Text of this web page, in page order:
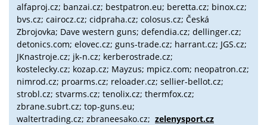
alfaproj.cz; banzai.cz; bestpatron.eu; beretta.cz; binox.cz;
bvs.cz; cairocz.cz; cidpraha.cz; colosus.cz; Česká
Zbrojovka; Dave western guns; defendia.cz; dellinger.cz;
detonics.com; elovec.cz; guns-trade.cz; harrant.cz; JGS.cz;
JKnastroje.cz; jk-n.cz; kerberostrade.cz;
kostelecky.cz; kozap.cz; Mayzus; mpicz.com; neopatron.cz;
nimrod.cz; proarms.cz; reloader.cz; sellier-bellot.cz;
strobl.cz; stvarms.cz; tenolix.cz; thermfox.cz;
zbrane.subrt.cz; top-guns.eu;
waltertrading.cz; zbraneesako.cz; zelenysport.cz